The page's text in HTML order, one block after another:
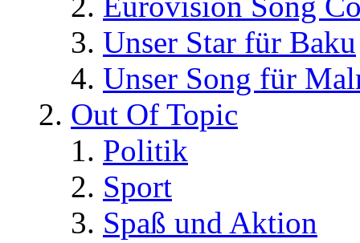
Unser Star für Baku
Unser Song für
Out Of Topic
Politik
Sport
Spaß und Aktion